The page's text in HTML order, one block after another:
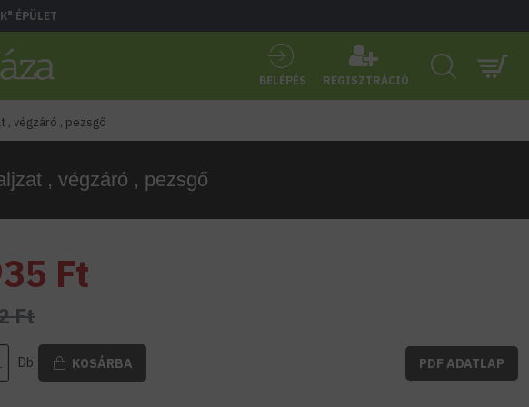
ÉPÜLET
BELÉPÉS REGISZTRÁCIÓ
, végzáró , pezsgő
, végzáró , pezsgő
Ft
Ft
Db KOSÁRBA PDF ADATLAP